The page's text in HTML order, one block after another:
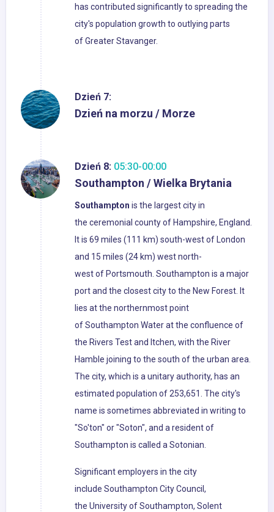
has contributed significantly to spreading the
city's population growth to outlying parts
of Greater Stavanger.
Dzień 7:
Dzień na morzu / Morze
Dzień 8: 05:30-00:00
Southampton / Wielka Brytania
Southampton is the largest city in
the ceremonial county of Hampshire, England.
It is 69 miles (111 km) south-west of London
and 15 miles (24 km) west north-
west of Portsmouth. Southampton is a major
port and the closest city to the New Forest. It
lies at the northernmost point
of Southampton Water at the confluence of
the Rivers Test and Itchen, with the River
Hamble joining to the south of the urban area.
The city, which is a unitary authority, has an
estimated population of 253,651. The city's
name is sometimes abbreviated in writing to
"So'ton" or "Soton", and a resident of
Southampton is called a Sotonian.
Significant employers in the city
include Southampton City Council,
the University of Southampton, Solent